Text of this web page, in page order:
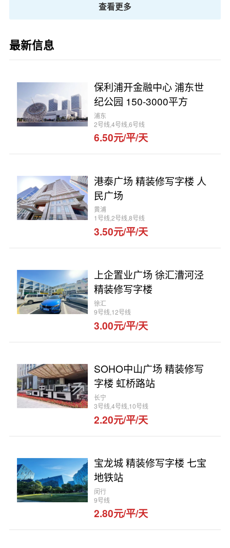
查看更多
最新信息
保利浦开金融中心 浦东世
纪公园 150-3000平方
浦东
2号线,4号线,6号线
6.50元/平/天
港泰广场 精装修写字楼 人
民广场
黄浦
1号线,2号线,8号线
3.50元/平/天
上企置业广场 徐汇漕河泾
精装修写字楼
徐汇
9号线,12号线
3.00元/平/天
SOHO中山广场 精装修写
字楼 虹桥路站
长宁
3号线,4号线,10号线
2.20元/平/天
宝龙城 精装修写字楼 七宝
地铁站
闵行
9号线
2.80元/平/天